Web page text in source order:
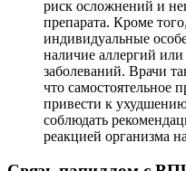
риск осложнений и
препарата. Кроме
индивидуальные
наличие аллергий
заболеваний. Врачи
что самостоятельное
привести к
соблюдать
реакцией организма